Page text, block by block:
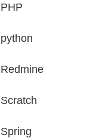
PHP
python
Redmine
Scratch
Spring